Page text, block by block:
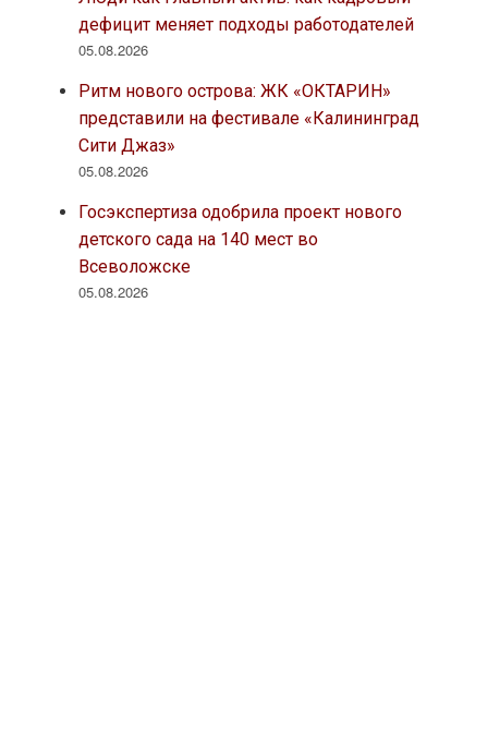
дефицит меняет подходы работодателей
05.08.2026
Ритм нового острова: ЖК «ОКТАРИН»
представили на фестивале «Калининград
Сити Джаз»
05.08.2026
Госэкспертиза одобрила проект нового
детского сада на 140 мест во
Всеволожске
05.08.2026